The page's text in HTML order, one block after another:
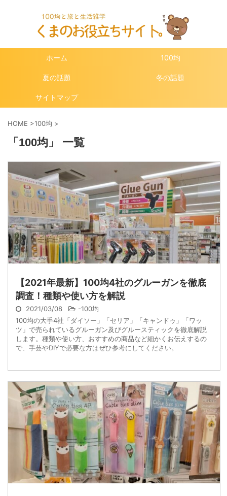
ホーム 100均
夏の話題 冬の話題
サイトマップ
HOME >100均 >
「100均」 一覧
【2021年最新】100均4社のグルーガンを徹底
調査！種類や使い方を解説
2021/03/08 -100均
100均の大手4社「ダイソー」「セリア」「キャンドゥ」「ワッ
ツ」で売られているグルーガン及びグルースティックを徹底解説
します。種類や使い方、おすすめの商品など細かくお伝えするの
で、手芸やDIYで必要な方はぜひ参考にしてください。